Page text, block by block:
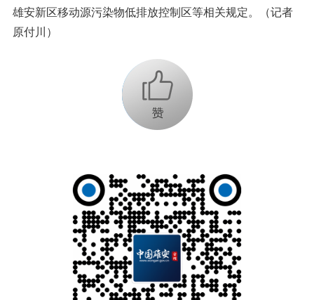
雄安新区移动源污染物低排放控制区等相关规定。（记者
原付川）
+1